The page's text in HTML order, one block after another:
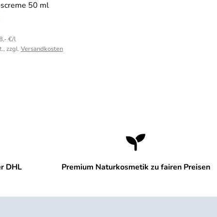
50 ml
€/l
zzgl. Versandkosten
DHL Premium Naturkosmetik zu fairen Preisen